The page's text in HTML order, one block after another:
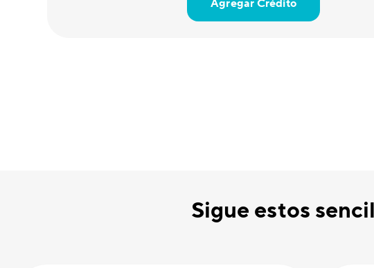
Agregar Crédito
Sigue estos